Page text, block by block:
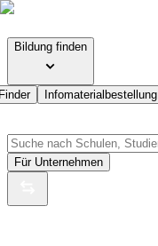
Bildung finden
Infomaterialbestellung
Für Unternehmen